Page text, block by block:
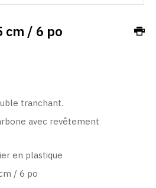
cm / 6 po
tranchant.
avec revêtement
en plastique
/ 6 po